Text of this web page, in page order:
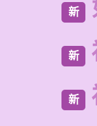
新
新
新